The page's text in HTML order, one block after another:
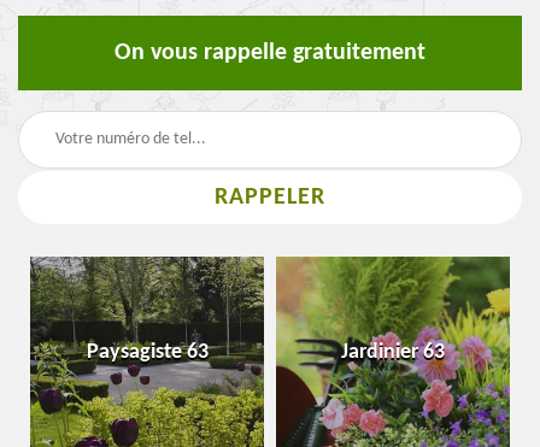
On vous rappelle gratuitement
Paysagiste 63 Jardinier 63